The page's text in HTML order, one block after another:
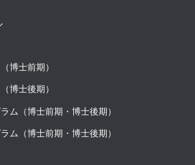
博士前期）
博士後期）
ム（博士前期・博士後期）
ム（博士前期・博士後期）